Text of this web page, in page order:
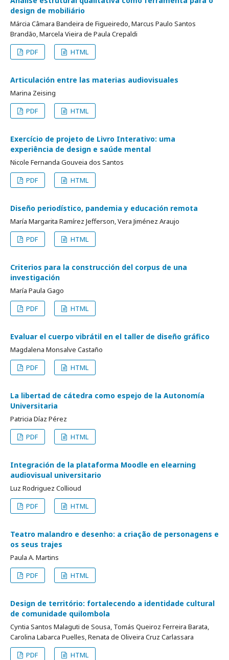
design de mobiliário
Márcia Câmara Bandeira de Figueiredo, Marcus Paulo Santos
Brandão, Marcela Vieira de Paula Crepaldi
PDF
HTML
Articulación entre las materias audiovisuales
Marina Zeising
PDF
HTML
Exercício de projeto de Livro Interativo: uma
experiência de design e saúde mental
Nicole Fernanda Gouveia dos Santos
PDF
HTML
Diseño periodístico, pandemia y educación remota
María Margarita Ramírez Jefferson, Vera Jiménez Araujo
PDF
HTML
Criterios para la construcción del corpus de una
investigación
María Paula Gago
PDF
HTML
Evaluar el cuerpo vibrátil en el taller de diseño gráfico
Magdalena Monsalve Castaño
PDF
HTML
La libertad de cátedra como espejo de la Autonomía
Universitaria
Patricia Díaz Pérez
PDF
HTML
Integración de la plataforma Moodle en elearning
audiovisual universitario
Luz Rodriguez Collioud
PDF
HTML
Teatro malandro e desenho: a criação de personagens e
os seus trajes
Paula A. Martins
PDF
HTML
Design de território: fortalecendo a identidade cultural
de comunidade quilombola
Cyntia Santos Malaguti de Sousa, Tomás Queiroz Ferreira Barata,
Carolina Labarca Puelles, Renata de Oliveira Cruz Carlassara
PDF
HTML